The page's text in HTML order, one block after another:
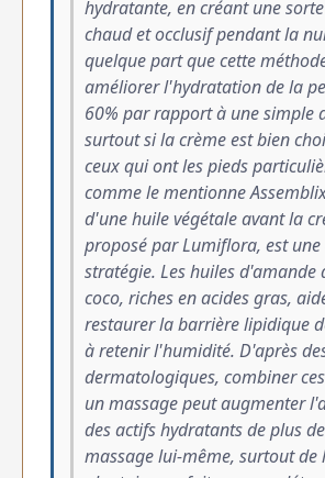
hydratante, en créant une
chaud et occlusif pendant la
quelque part que cette
améliorer l'hydratation de la
60% par rapport à une simple
surtout si la crème est bien
ceux qui ont les pieds
comme le mentionne
d'une huile végétale avant la
proposé par Lumiflora, est une
stratégie. Les huiles d'amande
coco, riches en acides gras,
restaurer la barrière lipidique
à retenir l'humidité. D'après
dermatologiques, combiner
un massage peut augmenter
des actifs hydratants de plus
massage lui-même, surtout de